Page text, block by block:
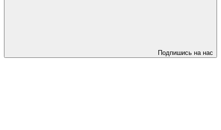
Подпишись на нас